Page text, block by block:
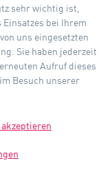
sehr wichtig ist,
bei Ihrem
uns eingesetzten
Sie haben jederzeit
Aufruf dieses
Besuch unserer